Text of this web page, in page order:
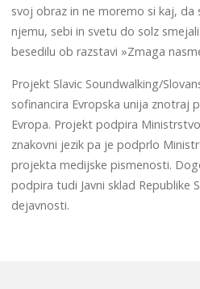
svoj obraz in ne moremo si kaj, da
njemu, sebi in svetu do solz
besedilu ob razstavi »Zmaga
Projekt Slavic Soundwalking/
sofinancira Evropska unija znotraj
Evropa. Projekt podpira
znakovni jezik pa je podprlo
projekta medijske pismenosti.
podpira tudi Javni sklad Republike
dejavnosti.